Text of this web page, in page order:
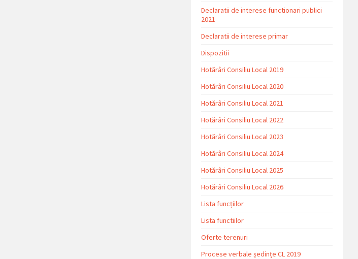
Declaratii de interese functionari publici
2021
Declaratii de interese primar
Dispozitii
Hotărâri Consiliu Local 2019
Hotărâri Consiliu Local 2020
Hotărâri Consiliu Local 2021
Hotărâri Consiliu Local 2022
Hotărâri Consiliu Local 2023
Hotărâri Consiliu Local 2024
Hotărâri Consiliu Local 2025
Hotărâri Consiliu Local 2026
Lista funcțiilor
Lista functiilor
Oferte terenuri
Procese verbale ședințe CL 2019